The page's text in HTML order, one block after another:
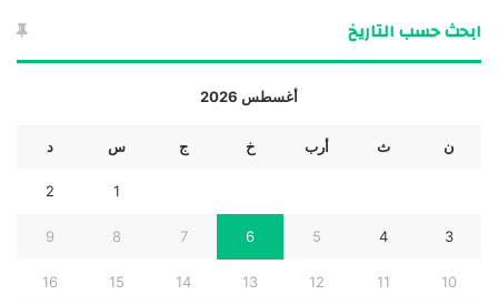
ابحث حسب التاريخ
أغسطس 2026
ن ث أرب خ ج س د
1
2
3
4
5
6
7
8
9
10
11
12
13
14
15
16